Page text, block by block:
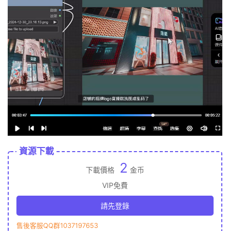
資源下載
下載價格 2 金币
VIP免費
請先登錄
售後客服QQ群1037197653